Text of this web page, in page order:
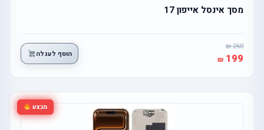
מסך אינסל אייפון 17
260
199 הוסף לעגלה
מבצע